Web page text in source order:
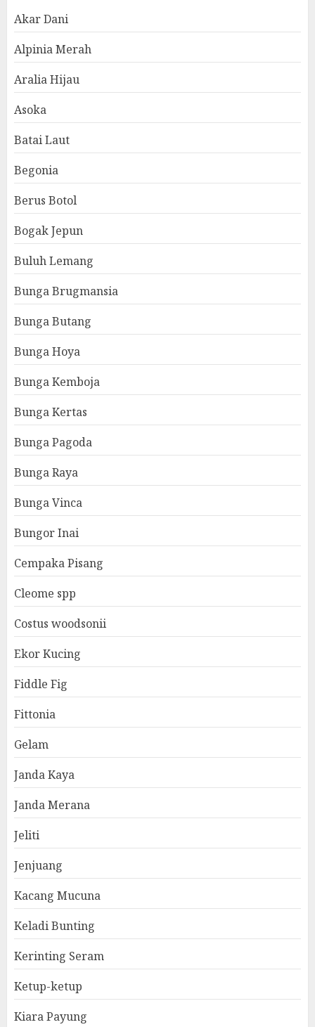
Akar Dani
Alpinia Merah
Aralia Hijau
Asoka
Batai Laut
Begonia
Berus Botol
Bogak Jepun
Buluh Lemang
Bunga Brugmansia
Bunga Butang
Bunga Hoya
Bunga Kemboja
Bunga Kertas
Bunga Pagoda
Bunga Raya
Bunga Vinca
Bungor Inai
Cempaka Pisang
Cleome spp
Costus woodsonii
Ekor Kucing
Fiddle Fig
Fittonia
Gelam
Janda Kaya
Janda Merana
Jeliti
Jenjuang
Kacang Mucuna
Keladi Bunting
Kerinting Seram
Ketup-ketup
Kiara Payung